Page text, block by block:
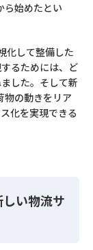
ら始めたとい
化して整備した
るためには、ど
した。そして新
物の動きをリア
化を実現できる
い物流サ